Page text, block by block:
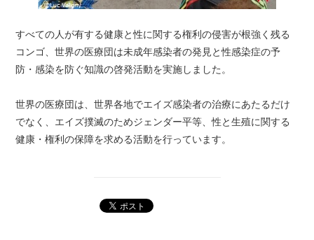
すべての人が有する健康と性に関する権利の侵害が根強く残る
コンゴ、世界の医療団は未成年感染者の発見と性感染症の予
防・感染を防ぐ知識の啓発活動を実施しました。
世界の医療団は、世界各地でエイズ感染者の治療にあたるだけ
でなく、エイズ撲滅のためジェンダー平等、性と生殖に関する
健康・権利の保障を求める活動を行っています。